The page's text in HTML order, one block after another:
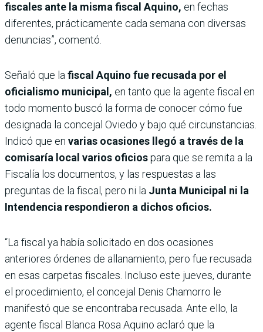
fiscales ante la misma fiscal Aquino, en fechas
diferentes, prácticamente cada semana con diversas
denuncias”, comentó.
Señaló que la fiscal Aquino fue recusada por el
oficialismo municipal, en tanto que la agente fiscal en
todo momento buscó la forma de conocer cómo fue
designada la concejal Oviedo y bajo qué circunstancias.
Indicó que en varias ocasiones llegó a través de la
comisaría local varios oficiospara que se remita a la
Fiscalía los documentos, y las respuestas a las
preguntas de la fiscal, pero ni la Junta Municipal ni la
Intendencia respondieron a dichos oficios.
“La fiscal ya había solicitado en dos ocasiones
anteriores órdenes de allanamiento, pero fue recusada
en esas carpetas fiscales. Incluso este jueves, durante
el procedimiento, el concejal Denis Chamorro le
manifestó que se encontraba recusada. Ante ello, la
agente fiscal Blanca Rosa Aquino aclaró que la